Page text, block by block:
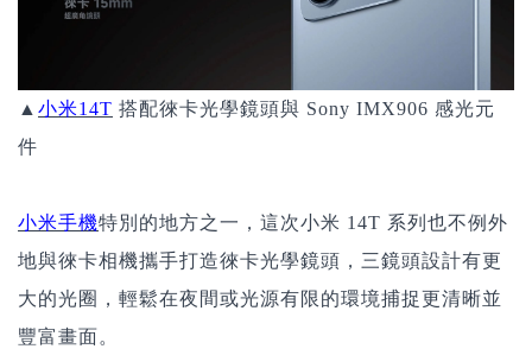
▲ 小米14T 搭配徠卡光學鏡頭與 Sony IMX906 感光元
件
小米手機特別的地方之一，這次小米 14T 系列也不例外
地與徠卡相機攜手打造徠卡光學鏡頭，三鏡頭設計有更
大的光圈，輕鬆在夜間或光源有限的環境捕捉更清晰並
豐富畫面。